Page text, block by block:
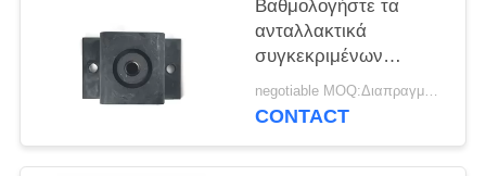
PRIVACY
POLICY
Βαθμολογήστε τα
ανταλλακτικά
συγκεκριμένων
αντλιών/τον αντίκτυπο
φραγμών απόσβεσης -
negotiable MOQ:Διαπραγματεύσιμο
CONTACT